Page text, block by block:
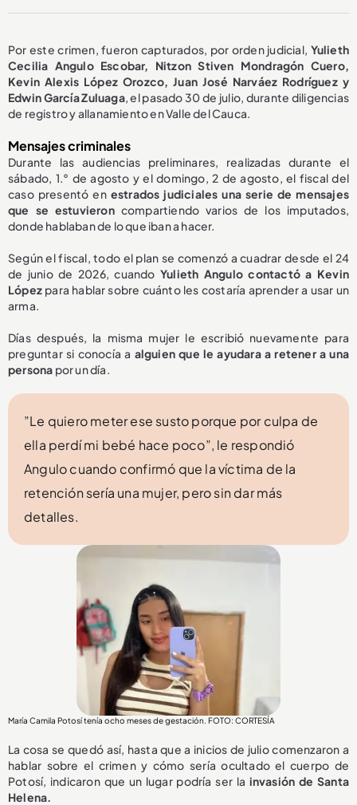
Por este crimen, fueron capturados, por orden judicial, Yulieth
Cecilia Angulo Escobar, Nitzon Stiven Mondragón Cuero,
Kevin Alexis López Orozco, Juan José Narváez Rodríguez y
Edwin García Zuluaga, el pasado 30 de julio, durante diligencias
de registro y allanamiento en Valle del Cauca.
Mensajes criminales
Durante las audiencias preliminares, realizadas durante el
sábado, 1.° de agosto y el domingo, 2 de agosto, el fiscal del
caso presentó en estrados judiciales una serie de mensajes
que se estuvieroncompartiendo varios de los imputados,
donde hablaban de lo que iban a hacer.
Según el fiscal, todo el plan se comenzó a cuadrar desde el 24
de junio de 2026, cuando Yulieth Angulo contactó a Kevin
López para hablar sobre cuánto les costaría aprender a usar un
arma.
Días después, la misma mujer le escribió nuevamente para
preguntar si conocía a alguien que le ayudara a retener a una
persona por un día.
”Le quiero meter ese susto porque por culpa de
ella perdí mi bebé hace poco”, le respondió
Angulo cuando confirmó que la víctima de la
retención sería una mujer, pero sin dar más
detalles.
María Camila Potosí tenía ocho meses de gestación. FOTO: CORTESÍA
La cosa se quedó así, hasta que a inicios de julio comenzaron a
hablar sobre el crimen y cómo sería ocultado el cuerpo de
Potosí, indicaron que un lugar podría ser la invasión de Santa
Helena.